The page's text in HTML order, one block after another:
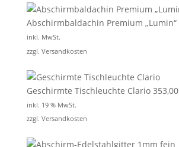
Abschirmbaldachin Premium „Lumin“
inkl. MwSt.
zzgl. Versandkosten
Geschirmte Tischleuchte Clario 353,00
inkl. 19 % MwSt.
zzgl. Versandkosten